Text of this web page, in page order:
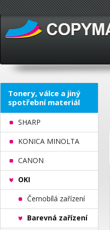
Tonery, válce a jiný
spotřební materiál
SHARP
KONICA MINOLTA
CANON
OKI
Černobílá zařízení
Barevná zařízení